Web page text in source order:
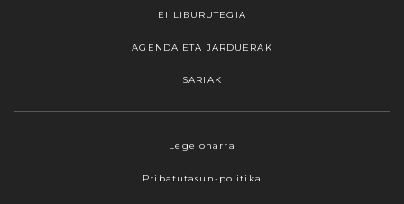
EI LIBURUTEGIA
AGENDA ETA JARDUERAK
SARIAK
Lege oharra
Pribatutasun-politika